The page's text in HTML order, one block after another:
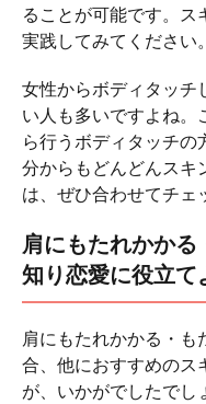
ることが可能です。ス
実践してみてください。
女性からボディタッチ
い人も多いですよね。
ら行うボディタッチの
分からもどんどんスキ
は、ぜひ合わせてチェ
肩にもたれかかる
知り恋愛に役立て
肩にもたれかかる・も
合、他におすすめのス
が、いかがでしたでし